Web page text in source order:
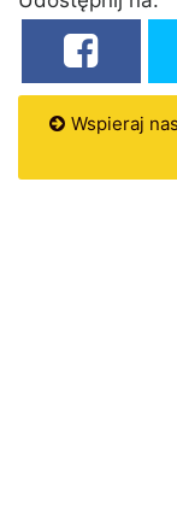
Wspieraj